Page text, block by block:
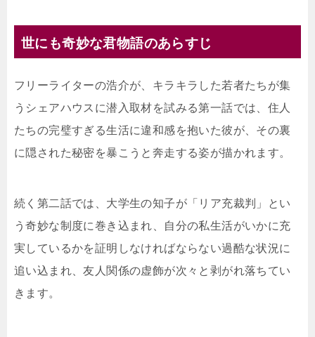
世にも奇妙な君物語のあらすじ
フリーライターの浩介が、キラキラした若者たちが集
うシェアハウスに潜入取材を試みる第一話では、住人
たちの完璧すぎる生活に違和感を抱いた彼が、その裏
に隠された秘密を暴こうと奔走する姿が描かれます。
続く第二話では、大学生の知子が「リア充裁判」とい
う奇妙な制度に巻き込まれ、自分の私生活がいかに充
実しているかを証明しなければならない過酷な状況に
追い込まれ、友人関係の虚飾が次々と剥がれ落ちてい
きます。